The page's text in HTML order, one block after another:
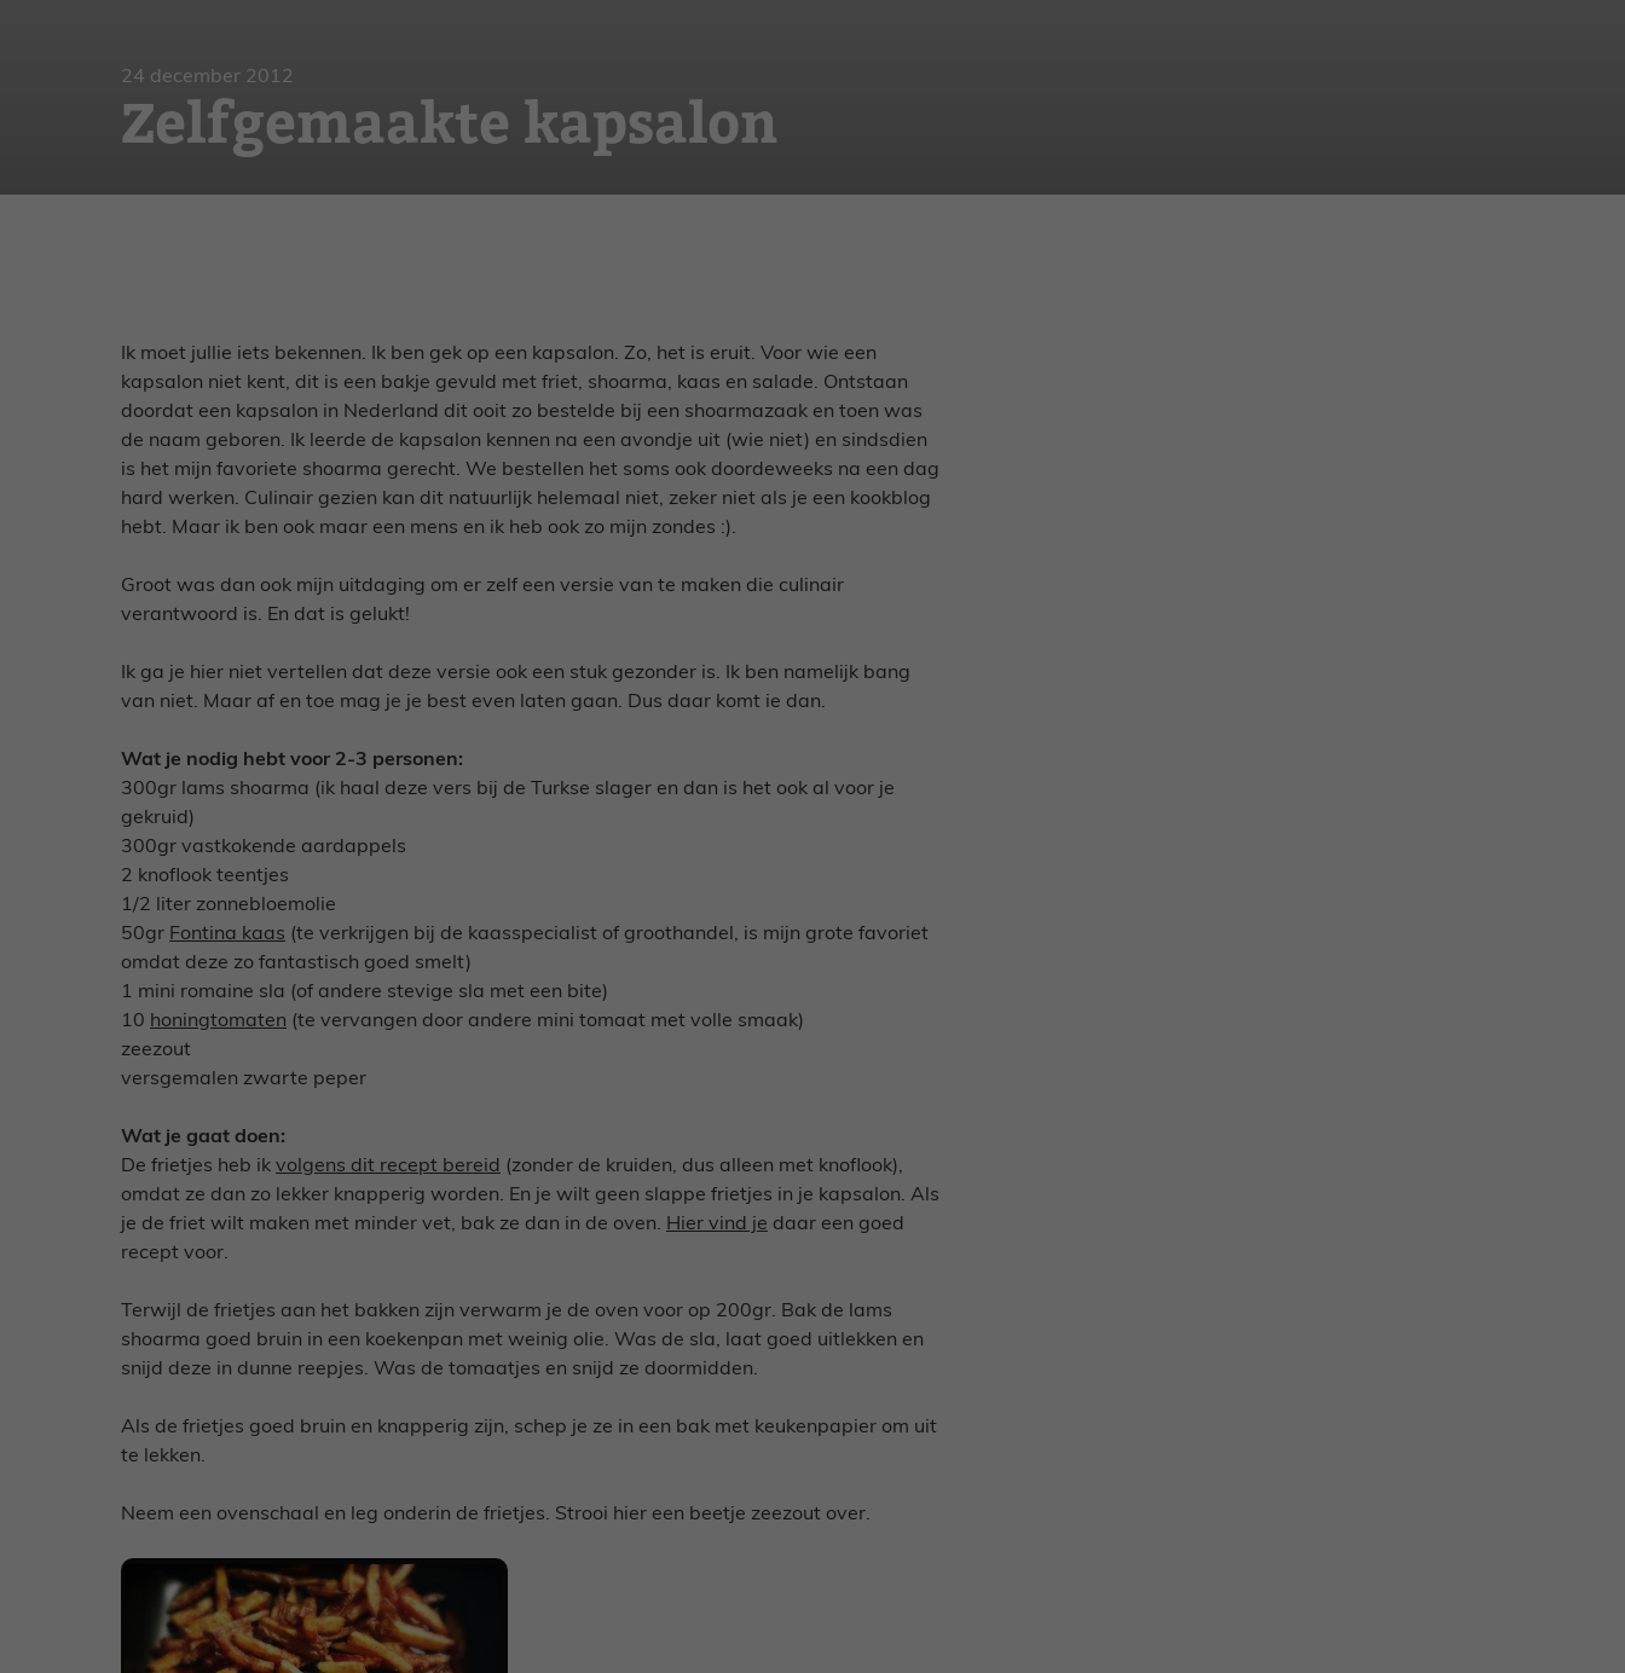
24 december 2012
Zelfgemaakte kapsalon
Ik moet jullie iets bekennen. Ik ben gek op een kapsalon. Zo, het is eruit. Voor wie een
kapsalon niet kent, dit is een bakje gevuld met friet, shoarma, kaas en salade. Ontstaan
doordat een kapsalon in Nederland dit ooit zo bestelde bij een shoarmazaak en toen was
de naam geboren. Ik leerde de kapsalon kennen na een avondje uit (wie niet) en sindsdien
is het mijn favoriete shoarma gerecht. We bestellen het soms ook doordeweeks na een dag
hard werken. Culinair gezien kan dit natuurlijk helemaal niet, zeker niet als je een kookblog
hebt. Maar ik ben ook maar een mens en ik heb ook zo mijn zondes :).
Groot was dan ook mijn uitdaging om er zelf een versie van te maken die culinair
verantwoord is. En dat is gelukt!
Ik ga je hier niet vertellen dat deze versie ook een stuk gezonder is. Ik ben namelijk bang
van niet. Maar af en toe mag je je best even laten gaan. Dus daar komt ie dan.
Wat je nodig hebt voor 2-3 personen:
300gr lams shoarma (ik haal deze vers bij de Turkse slager en dan is het ook al voor je
gekruid)
300gr vastkokende aardappels
2 knoflook teentjes
1/2 liter zonnebloemolie
50gr Fontina kaas (te verkrijgen bij de kaasspecialist of groothandel, is mijn grote favoriet
omdat deze zo fantastisch goed smelt)
1 mini romaine sla (of andere stevige sla met een bite)
10 honingtomaten (te vervangen door andere mini tomaat met volle smaak)
zeezout
versgemalen zwarte peper
Wat je gaat doen:
De frietjes heb ik volgens dit recept bereid (zonder de kruiden, dus alleen met knoflook),
omdat ze dan zo lekker knapperig worden. En je wilt geen slappe frietjes in je kapsalon. Als
je de friet wilt maken met minder vet, bak ze dan in de oven. Hier vind je daar een goed
recept voor.
Terwijl de frietjes aan het bakken zijn verwarm je de oven voor op 200gr. Bak de lams
shoarma goed bruin in een koekenpan met weinig olie. Was de sla, laat goed uitlekken en
snijd deze in dunne reepjes. Was de tomaatjes en snijd ze doormidden.
Als de frietjes goed bruin en knapperig zijn, schep je ze in een bak met keukenpapier om uit
te lekken.
Neem een ovenschaal en leg onderin de frietjes. Strooi hier een beetje zeezout over.